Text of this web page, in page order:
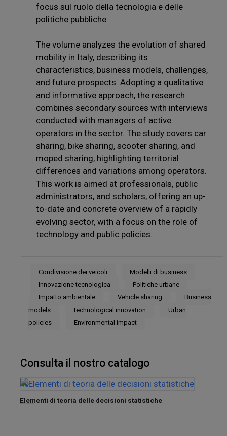
focus sul ruolo della tecnologia e delle
politiche pubbliche.
The volume analyzes the evolution of shared
mobility in Italy, describing its
characteristics, business models, challenges,
and future prospects. Adopting a qualitative
and informative approach, the research
combines secondary sources with interviews
conducted with managers of active
operators in the sector. The study covers car
sharing, bike sharing, scooter sharing, and
moped sharing, highlighting territorial
differences and variations among operators.
This work is aimed at professionals, public
administrators, and scholars, offering an up-
to-date and concrete overview of a rapidly
evolving sector, with a focus on the role of
technology and public policies.
Condivisione dei veicoli
Modelli di business
Innovazione tecnologica
Politiche urbane
Impatto ambientale
Vehicle sharing
Business
models
Technological innovation
Urban
policies
Environmental impact
Consulta il nostro catalogo
Elementi di teoria delle decisioni statistiche